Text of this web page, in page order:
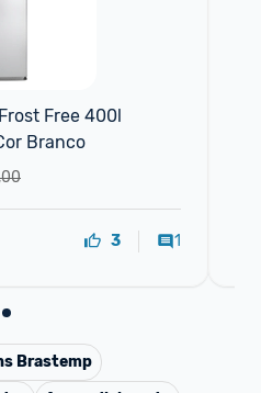
Free 400l
Branco
3 1
Brastemp